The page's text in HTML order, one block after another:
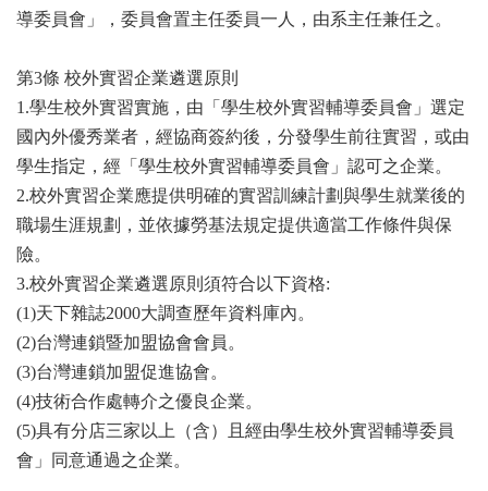
導委員會」，委員會置主任委員一人，由系主任兼任之。
第3條 校外實習企業遴選原則
1.學生校外實習實施，由「學生校外實習輔導委員會」選定
國內外優秀業者，經協商簽約後，分發學生前往實習，或由
學生指定，經「學生校外實習輔導委員會」認可之企業。
2.校外實習企業應提供明確的實習訓練計劃與學生就業後的
職場生涯規劃，並依據勞基法規定提供適當工作條件與保
險。
3.校外實習企業遴選原則須符合以下資格:
(1)天下雜誌2000大調查歷年資料庫內。
(2)台灣連鎖暨加盟協會會員。
(3)台灣連鎖加盟促進協會。
(4)技術合作處轉介之優良企業。
(5)具有分店三家以上（含）且經由學生校外實習輔導委員
會」同意通過之企業。